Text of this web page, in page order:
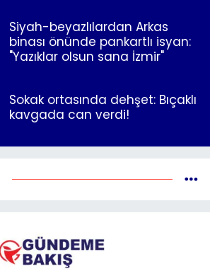
Siyah-beyazlılardan Arkas
binası önünde pankartlı isyan:
"Yazıklar olsun sana İzmir"
Sokak ortasında dehşet: Bıçaklı
kavgada can verdi!